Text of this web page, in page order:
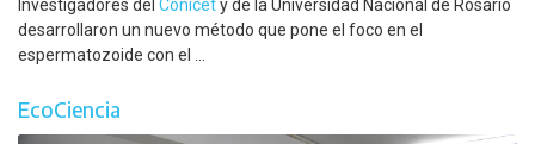
Investigadores del Conicety de la Universidad Nacional de Rosario
desarrollaron un nuevo método que pone el foco en el
espermatozoide con el ...
EcoCiencia